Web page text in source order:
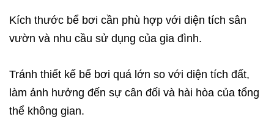
Kích thước bể bơi cần phù hợp với diện tích sân
vườn và nhu cầu sử dụng của gia đình.
Tránh thiết kế bể bơi quá lớn so với diện tích đất,
làm ảnh hưởng đến sự cân đối và hài hòa của tổng
thể không gian.